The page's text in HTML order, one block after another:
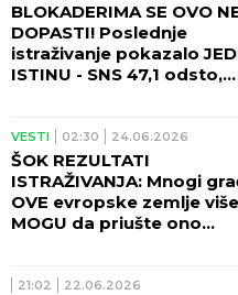
BLOKADERIMA SE OVO
DOPASTI! Poslednje
istraživanje pokazalo
ISTINU - SNS 47,1 odsto,
VESTI 02:30 24.06.2026
ŠOK REZULTATI
ISTRAŽIVANJA: Mnogi
OVE evropske zemlje
MOGU da priušte ono
21:02 22.06.2026